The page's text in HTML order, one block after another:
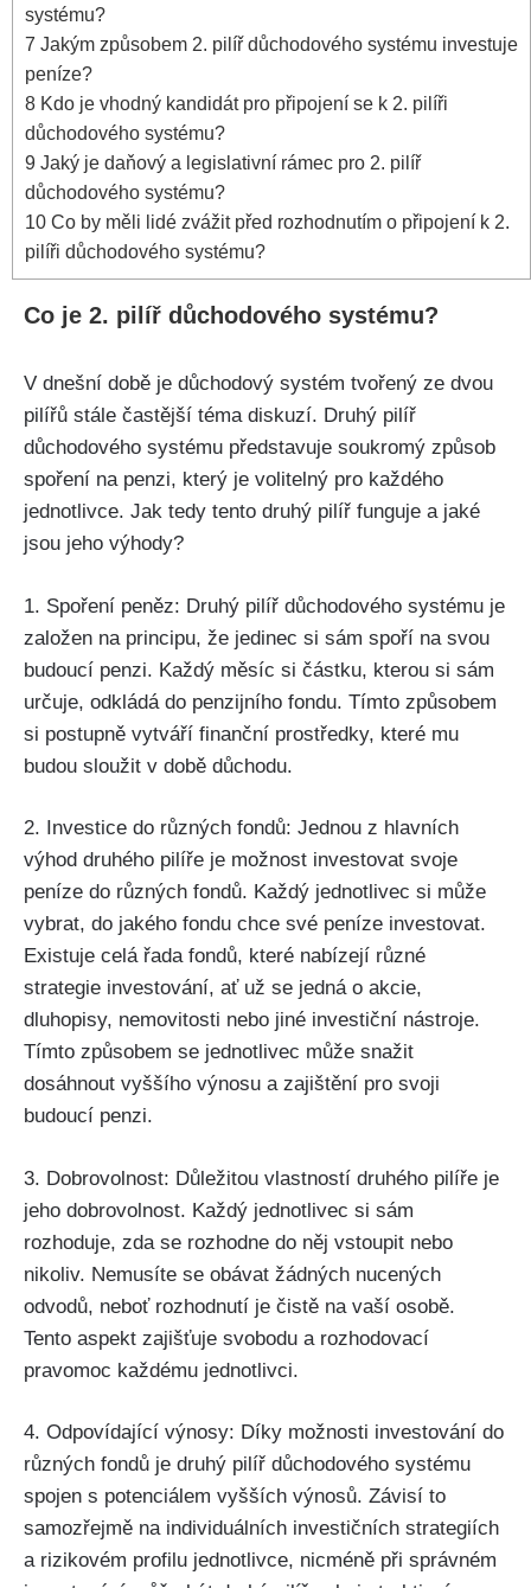
systému?
7 Jakým způsobem 2. pilíř důchodového systému investuje
peníze?
8 Kdo je vhodný kandidát pro připojení se k 2. pilíři
důchodového systému?
9 Jaký je daňový a legislativní rámec pro 2. pilíř
důchodového systému?
10 Co by měli lidé zvážit před rozhodnutím o připojení k 2.
pilíři důchodového systému?
Co je 2. pilíř důchodového systému?
V dnešní době je důchodový systém tvořený ze dvou
pilířů stále častější téma diskuzí. Druhý pilíř
důchodového systému představuje soukromý způsob
spoření na penzi, který je volitelný pro každého
jednotlivce. Jak tedy tento druhý pilíř funguje a jaké
jsou jeho výhody?
1. Spoření peněz: Druhý pilíř důchodového systému je
založen na principu, že jedinec si sám spoří na svou
budoucí penzi. Každý měsíc si částku, kterou si sám
určuje, odkládá do penzijního fondu. Tímto způsobem
si postupně vytváří finanční prostředky, které mu
budou sloužit v době důchodu.
2. Investice do různých fondů: Jednou z hlavních
výhod druhého pilíře je možnost investovat svoje
peníze do různých fondů. Každý jednotlivec si může
vybrat, do jakého fondu chce své peníze investovat.
Existuje celá řada fondů, které nabízejí různé
strategie investování, ať už se jedná o akcie,
dluhopisy, nemovitosti nebo jiné investiční nástroje.
Tímto způsobem se jednotlivec může snažit
dosáhnout vyššího výnosu a zajištění pro svoji
budoucí penzi.
3. Dobrovolnost: Důležitou vlastností druhého pilíře je
jeho dobrovolnost. Každý jednotlivec si sám
rozhoduje, zda se rozhodne do něj vstoupit nebo
nikoliv. Nemusíte se obávat žádných nucených
odvodů, neboť rozhodnutí je čistě na vaší osobě.
Tento aspekt zajišťuje svobodu a rozhodovací
pravomoc každému jednotlivci.
4. Odpovídající výnosy: Díky možnosti investování do
různých fondů je druhý pilíř důchodového systému
spojen s potenciálem vyšších výnosů. Závisí to
samozřejmě na individuálních investičních strategiích
a rizikovém profilu jednotlivce, nicméně při správném